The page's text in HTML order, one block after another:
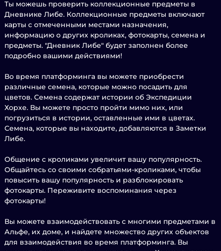
Ты можешь проверить коллекционные предметы в
Дневнике Либе. Коллекционные предметы включают
карты с отмеченными местами назначения,
информацию о других кроликах, фотокарты, семена и
предметы. "Дневник Либе" будет заполнен более
подробно вашими действиями!
Во время платформинга вы можете приобрести
различные семена, которые можно посадить для
цветов. Семена содержат истории об Экспедиции
Хорхе. Вы можете просто пройти мимо них, или
погрузиться в истории, оставленные ими в цветах.
Семена, которые вы находите, добавляются в Заметки
Либе.
Общение с кроликами увеличит вашу популярность.
Общайтесь со своими собратьями-кроликами, чтобы
повысить вашу популярность и разблокировать
фотокарты. Переживите воспоминания через
фотокарты!
Вы можете взаимодействовать с многими предметами в
Альфе, их доме, и найдете множество других объектов
для взаимодействия во время платформинга. Вы